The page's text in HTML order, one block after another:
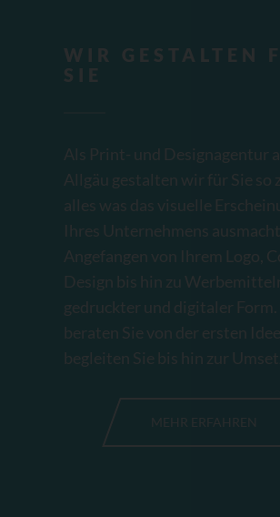
WIR GESTALTEN
SIE
Als Print- und Designagentur
Allgäu gestalten wir für Sie so
alles was das visuelle
Ihres Unternehmens ausmacht.
Angefangen von Ihrem Logo,
Design bis hin zu
gedruckter und digitaler Form.
beraten Sie von der ersten
begleiten Sie bis hin zur
MEHR ERFAHREN